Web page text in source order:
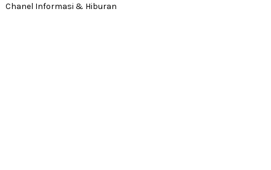
Chanel Informasi & Hiburan